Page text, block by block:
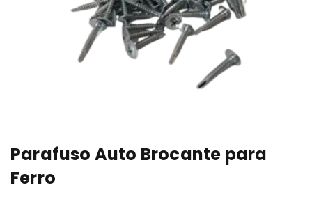
Parafuso Auto Brocante para
Ferro